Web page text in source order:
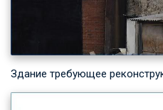
Здание требующее